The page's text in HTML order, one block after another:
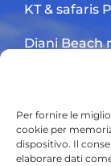
Per fornire le
cookie per
dispositivo. Il
elaborare dati
KT & safaris
Diani Beach
+254 720 831